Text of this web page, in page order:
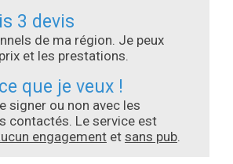
3 devis
de ma région. Je peux
et les prestations.
que je veux !
signer ou non avec les
contactés. Le service est
engagement et sans pub.